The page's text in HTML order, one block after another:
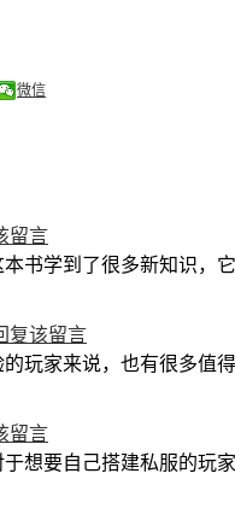
微信
留言
书学到了很多新知识，
复该留言
玩家来说，也有很多值
留言
想要自己搭建私服的玩